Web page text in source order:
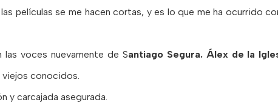
películas se me hacen cortas, y es lo que me ha ocurrido
voces nuevamente de Santiago Segura. Álex de la
viejos conocidos.
y carcajada asegurada.